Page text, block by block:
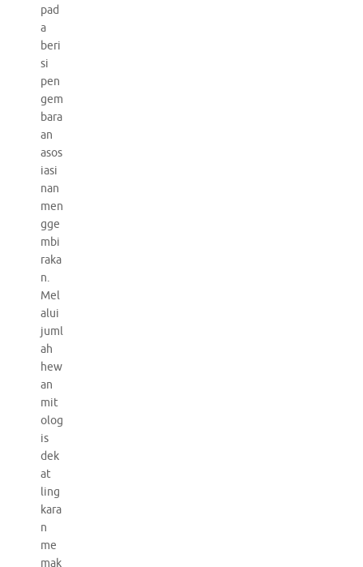
pad
a
beri
si
pen
gem
bara
an
asos
iasi
nan
men
gge
mbi
raka
n.
Mel
alui
juml
ah
hew
an
mit
olog
is
dek
at
ling
kara
n
me
mak